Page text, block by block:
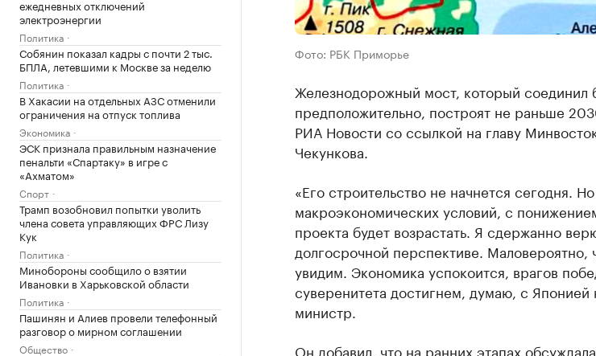
ежедневных отключений
электроэнергии
Политика
Собянин показал кадры с почти 2 тыс.
БПЛА, летевшими к Москве за неделю
Политика
В Хакасии на отдельных АЗС отменили
ограничения на отпуск топлива
Экономика
ЭСК признала правильным назначение
пенальти «Спартаку» в игре с
«Ахматом»
Спорт
Трамп возобновил попытки уволить
члена совета управляющих ФРС Лизу
Кук
Политика
Минобороны сообщило о взятии
Ивановки в Харьковской области
Политика
Пашинян и Алиев провели телефонный
разговор о мирном соглашении
Общество
Фото: РБК Приморье
Железнодорожный мост, который соединил
предположительно, построят не раньше
РИА Новости со ссылкой на главу
Чекункова.
«Его строительство не начнется сегодня.
макроэкономических условий, с
проекта будет возрастать. Я сдержанно
долгосрочной перспективе.
увидим. Экономика успокоится, врагов
суверенитета достигнем, думаю, с Японией
министр.
Он добавил, что на ранних этапах